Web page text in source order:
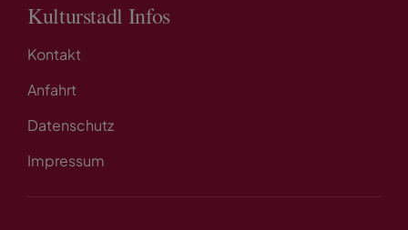
Kulturstadl Infos
Kontakt
Anfahrt
Datenschutz
Impressum